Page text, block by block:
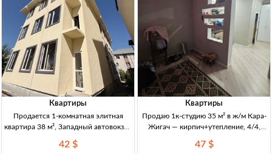
Квартиры
Продается 1-комнатная элитная
квартира 38 м², Западный автовокзал
38м², 3/4, ПСО (вайт-бокс), клубный
42 $
Квартиры
Продаю 1к-студию 35 м² в ж/м Кара-
Жигач — кирпич+утепление, 4/4,
кирпич+утепл.; 4/4 эт.;
47 $